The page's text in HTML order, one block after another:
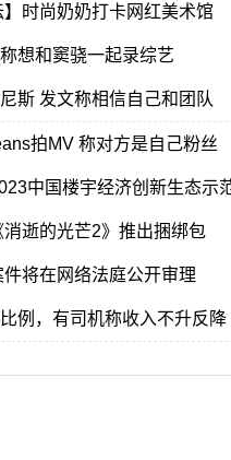
】时尚奶奶打卡网红美术馆
想和窦骁一起录综艺
斯 发文称相信自己和团队
拍MV 称对方是自己粉丝
中国楼宇经济创新生态示
逝的光芒2》推出捆绑包
将在网络法庭公开审理
例，有司机称收入不升反降